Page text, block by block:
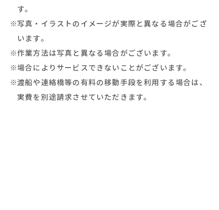
す。
写真・イラストのイメージが実際と異なる場合がござ
います。
作業方法は写真と異なる場合がございます。
場合によりサービスできないことがございます。
渡船や連絡橋等の有料の移動手段を利用する場合は、
実費を別途請求させていただきます。